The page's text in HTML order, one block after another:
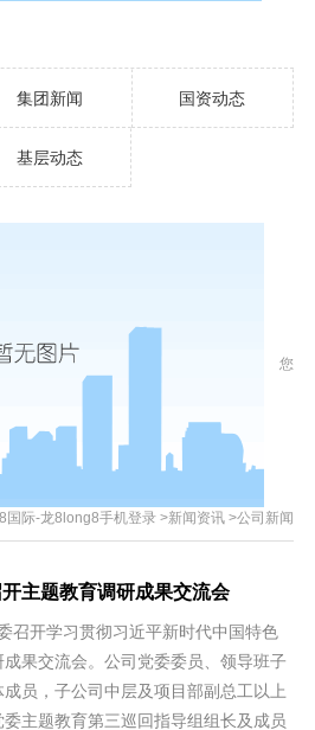
集团新闻 国资动态
基层动态
您
国际-龙8long8手机登录 >新闻资讯 >公司新闻
主题教育调研成果交流会
召开学习贯彻习近平新时代中国特色
果交流会。公司党委委员、领导班子
员，子公司中层及项目部副总工以上
主题教育第三巡回指导组组长及成员